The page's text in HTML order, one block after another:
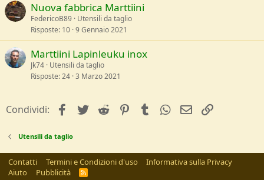
Nuova fabbrica Marttiini
FedericoB89 Utensili da taglio
Risposte 10 9 Gennaio 2021
Marttiini Lapinleuku inox
Jk74 Utensili da taglio
Risposte 24 3 Marzo 2021
Condividi: facebookTwitterReddit PinterestTumblrWhatsApp
e-mail
Utensili da taglio
Contatti Termini e Condizioni d'uso
Informativa sulla Privacy
Aiuto
Pubblicità
R